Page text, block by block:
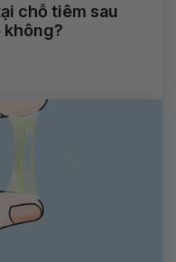
chỗ tiêm sau
không?